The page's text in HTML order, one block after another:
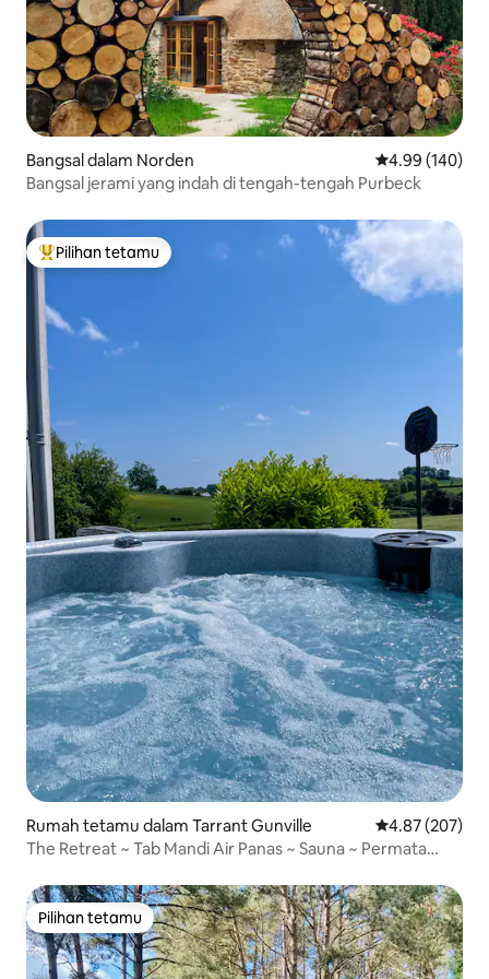
Bangsal dalam Norden Penarafan
4.99 (140)
Bangsal jerami yang indah di tengah-tengah Purbeck
Pilihan utama tetamu
Pilihan tetamu
Rumah tetamu dalam Tarrant Gunville Penarafan
4.87 (207)
The Retreat ~ Tab Mandi Air Panas ~ Sauna ~ Permata
Pilihan tetamu
Pilihan tetamu